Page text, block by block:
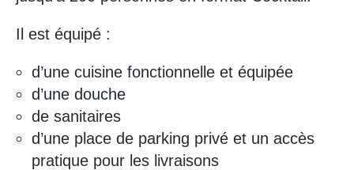
Il est équipé :
d’une cuisine fonctionnelle et équipée
d’une douche
de sanitaires
d’une place de parking privé et un accès
pratique pour les livraisons